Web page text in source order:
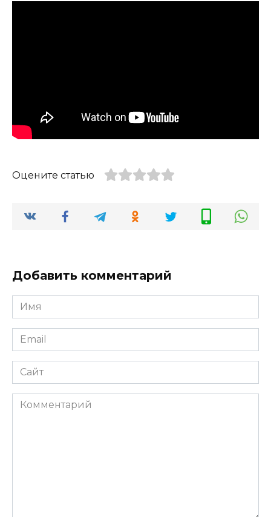
Оцените статью
Добавить комментарий
Имя
*
Email
*
Сайт
Комментарий